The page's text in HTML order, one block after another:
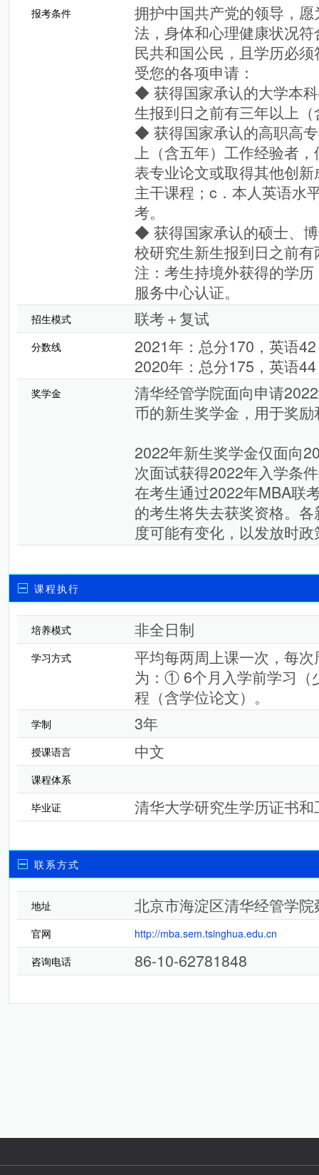
报考条件
拥护中国共产党的领导，
法，身体和心理健康状况
民共和国公民，且学历必
受您的各项申请：
◆ 获得国家承认的大学本
生报到日之前有三年以上
◆ 获得国家承认的高职高
上（含五年）工作经验者
表专业论文或取得其他创
主干课程；c．本人英语水
考。
◆ 获得国家承认的硕士、
校研究生新生报到日之前
注：考生持境外获得的学
服务中心认证。
招生模式 联考＋复试
分数线
2021年：总分170，英语
2020年：总分175，英语
奖学金
清华经管学院面向申请
币的新生奖学金，用于奖
2022年新生奖学金仅面向
次面试获得2022年入学条
在考生通过2022年MBA联
的考生将失去获奖资格。
度可能有变化，以发放时
课程执行
培养模式 非全日制
学习方式
平均每两周上课一次，每
为：① 6个月入学前学习
程（含学位论文）。
学制 3年
授课语言 中文
课程体系
毕业证
清华大学研究生学历证书
联系方式
地址 北京市海淀区清华经管学
官网
http://mba.sem.tsinghua.edu.cn
咨询电话
86-10-62781848